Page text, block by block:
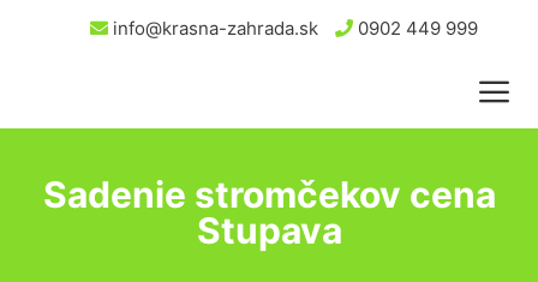
info@krasna-zahrada.sk 0902 449 999
Sadenie stromčekov cena
Stupava